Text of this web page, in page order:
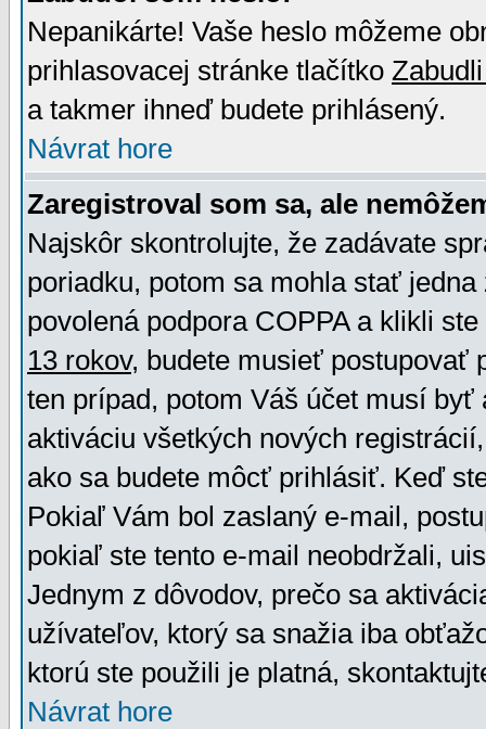
Nepanikárte! Vaše heslo môžeme
prihlasovacej stránke tlačítko
a takmer ihneď budete prihlásený.
Návrat hore
Zaregistroval som sa, ale
Najskôr skontrolujte, že zadávate
poriadku, potom sa mohla stať
povolená podpora COPPA a klikli
13 rokov, budete musieť postupovať
ten prípad, potom Váš účet musí
aktiváciu všetkých nových
ako sa budete môcť prihlásiť. Keď
Pokiaľ Vám bol zaslaný e-mail,
pokiaľ ste tento e-mail neobdržali,
Jednym z dôvodov, prečo sa
užívateľov, ktorý sa snažia iba
ktorú ste použili je platná,
Návrat hore